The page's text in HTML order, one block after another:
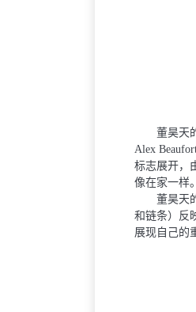
董昊天
Alex
标志展开，
像在家⼀样。
董昊天
和链条）反
展现⾃⼰的